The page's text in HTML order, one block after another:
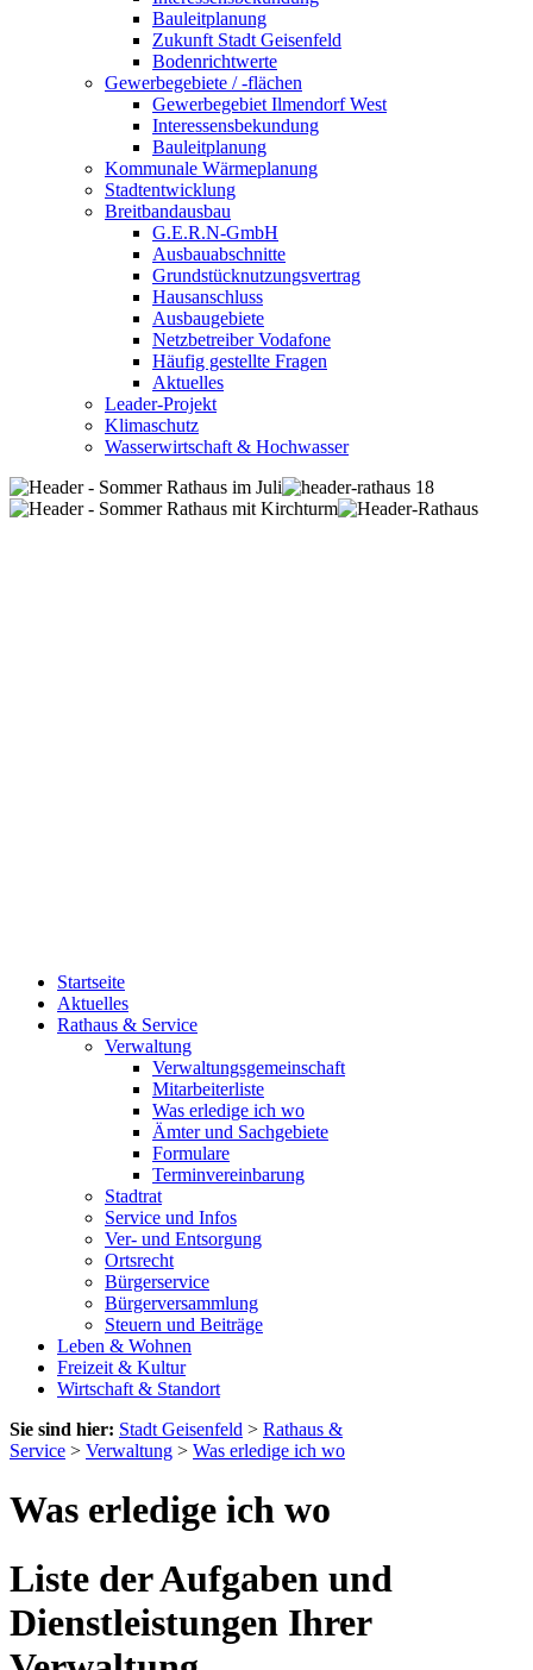
Bauleitplanung
Zukunft Stadt Geisenfeld
Bodenrichtwerte
Gewerbegebiete / -flächen
Gewerbegebiet Ilmendorf West
Interessensbekundung
Bauleitplanung
Kommunale Wärmeplanung
Stadtentwicklung
Breitbandausbau
G.E.R.N-GmbH
Ausbauabschnitte
Grundstücknutzungsvertrag
Hausanschluss
Ausbaugebiete
Netzbetreiber Vodafone
Häufig gestellte Fragen
Aktuelles
Leader-Projekt
Klimaschutz
Wasserwirtschaft & Hochwasser
Startseite
Aktuelles
Rathaus & Service
Verwaltung
Verwaltungsgemeinschaft
Mitarbeiterliste
Was erledige ich wo
Ämter und Sachgebiete
Formulare
Terminvereinbarung
Stadtrat
Service und Infos
Ver- und Entsorgung
Ortsrecht
Bürgerservice
Bürgerversammlung
Steuern und Beiträge
Leben & Wohnen
Freizeit & Kultur
Wirtschaft & Standort
Sie sind hier: Stadt Geisenfeld > Rathaus &
Service > Verwaltung > Was erledige ich wo
Was erledige ich wo
Liste der Aufgaben und
Dienstleistungen Ihrer